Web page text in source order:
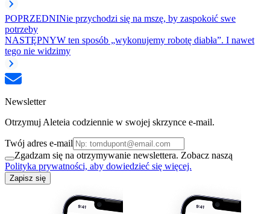
POPRZEDNINie przychodzi się na mszę, by zaspokoić swe
potrzeby
NASTĘPNYW ten sposób „wykonujemy robotę diabła”. I nawet
tego nie widzimy
Newsletter
Otrzymuj Aleteia codziennie w swojej skrzynce e-mail.
Twój adres e-mail
Zgadzam się na otrzymywanie newslettera. Zobacz naszą
Polityka prywatności, aby dowiedzieć się więcej.
Zapisz się